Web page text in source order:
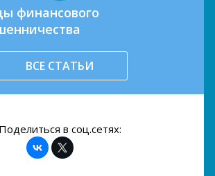
финансового
ВСЕ СТАТЬИ
Поделиться в соц.сетях: